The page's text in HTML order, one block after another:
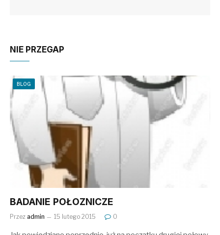
NIE PRZEGAP
BLOG
BADANIE POŁOZNICZE
Przez admin 15 lutego 2015 0